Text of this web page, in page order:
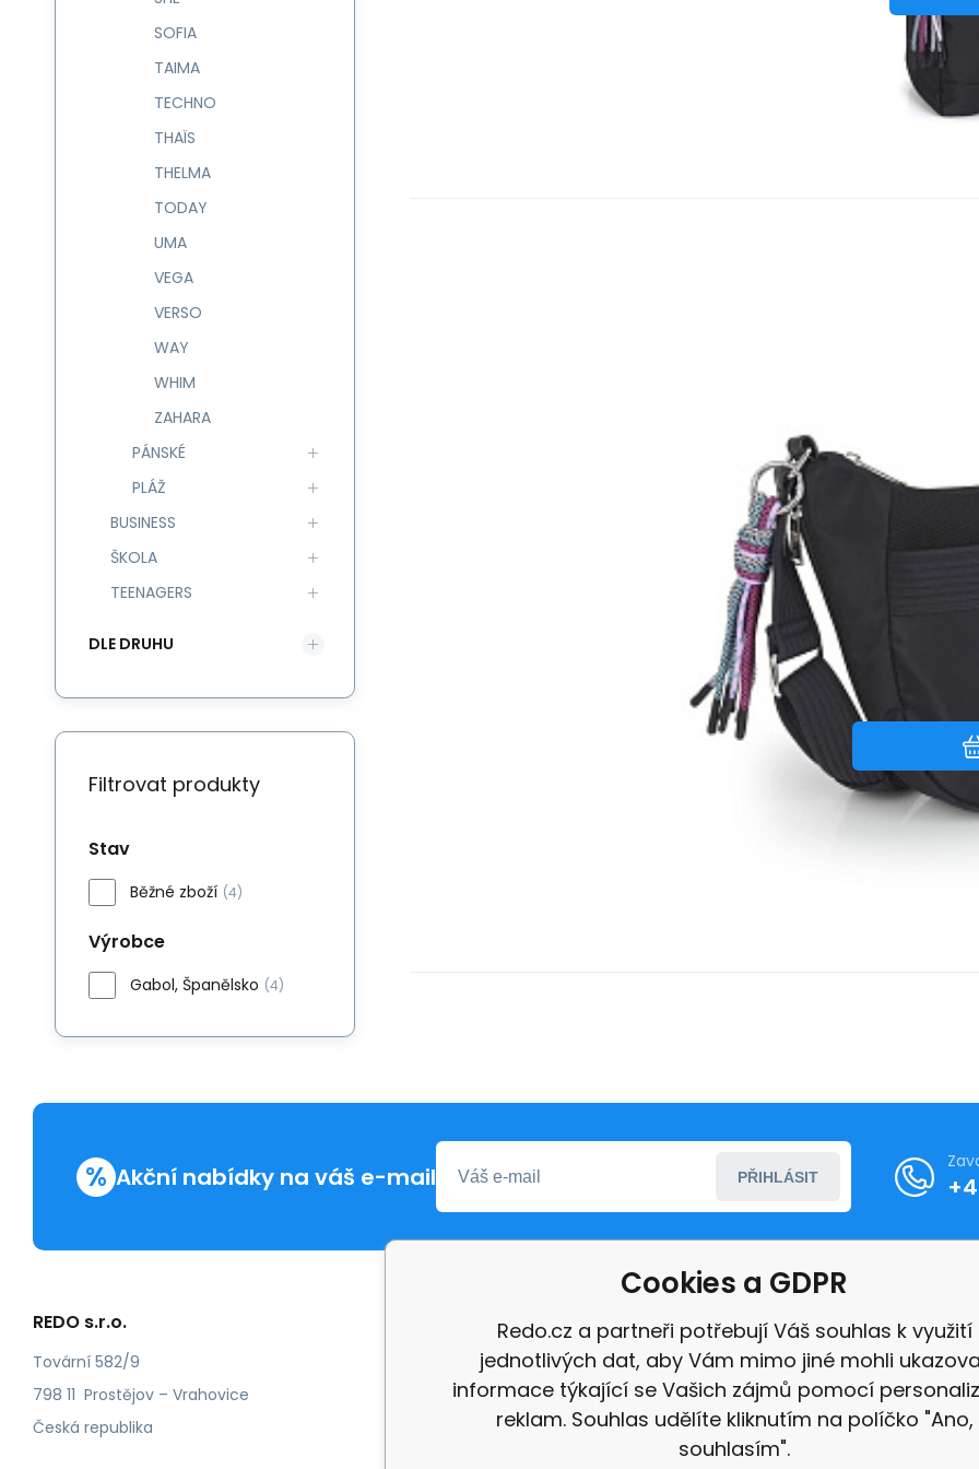
SOFIA
TAIMA
TECHNO
THAÏS
THELMA
TODAY
UMA
VEGA
VERSO
WAY
WHIM
ZAHARA
PÁNSKÉ
PLÁŽ
BUSINESS
ŠKOLA
TEENAGERS
DLE DRUHU
Filtrovat produkty
Stav
Běžné zboží (4)
Výrobce
Gabol, Španělsko (4)
% Akční nabídky na váš e-mail PŘIHLÁSIT
REDO s.r.o.
Tovární 582/9
798 11 Prostějov – Vrahovice
Česká republika
Další informace
Reklamace
Recenze
Cookies a GDPR
Redo.cz a partneři potřebují Váš souhlas k využití
jednotlivých dat, aby Vám mimo jiné mohli
informace týkající se Vašich zájmů pomocí
reklam. Souhlas udělíte kliknutím na políčko "Ano,
souhlasím".